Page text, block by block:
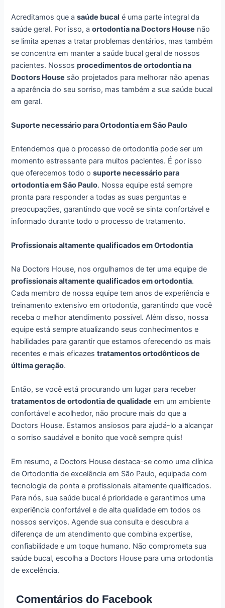
Acreditamos que asaúde bucal é uma parte integral da
saúde geral. Por isso, aortodontia na Doctors House não
se limita apenas a tratar problemas dentários, mas também
se concentra em manter a saúde bucal geral de nossos
pacientes. Nossosprocedimentos de ortodontia na
Doctors House são projetados para melhorar não apenas
a aparência do seu sorriso, mas também a sua saúde bucal
em geral.
Suporte necessário para Ortodontia em São Paulo
Entendemos que o processo de ortodontia pode ser um
momento estressante para muitos pacientes. É por isso
que oferecemos todo osuporte necessário para
ortodontia em São Paulo. Nossa equipe está sempre
pronta para responder a todas as suas perguntas e
preocupações, garantindo que você se sinta confortável e
informado durante todo o processo de tratamento.
Profissionais altamente qualificados em Ortodontia
Na Doctors House, nos orgulhamos de ter uma equipe de
profissionais altamente qualificados em ortodontia.
Cada membro de nossa equipe tem anos de experiência e
treinamento extensivo em ortodontia, garantindo que você
receba o melhor atendimento possível. Além disso, nossa
equipe está sempre atualizando seus conhecimentos e
habilidades para garantir que estamos oferecendo os mais
recentes e mais eficazestratamentos ortodônticos de
última geração.
Então, se você está procurando um lugar para receber
tratamentos de ortodontia de qualidade em um ambiente
confortável e acolhedor, não procure mais do que a
Doctors House. Estamos ansiosos para ajudá-lo a alcançar
o sorriso saudável e bonito que você sempre quis!
Em resumo, a Doctors House destaca-se como uma clínica
de Ortodontia de excelência em São Paulo, equipada com
tecnologia de ponta e profissionais altamente qualificados.
Para nós, sua saúde bucal é prioridade e garantimos uma
experiência confortável e de alta qualidade em todos os
nossos serviços. Agende sua consulta e descubra a
diferença de um atendimento que combina expertise,
confiabilidade e um toque humano. Não comprometa sua
saúde bucal, escolha a Doctors House para uma ortodontia
de excelência.
Comentários do Facebook